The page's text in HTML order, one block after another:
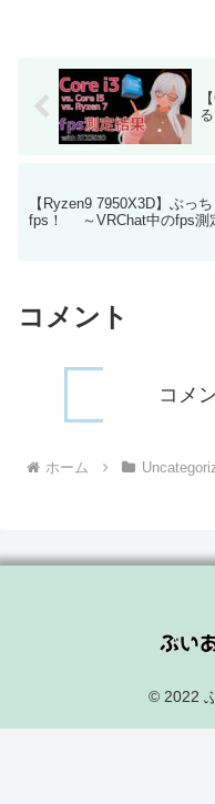
【Ryzen9 7950X3D】ぶっ
fps！ ～VRChat中のfps測
コメント
コメ
ホーム
© 2022